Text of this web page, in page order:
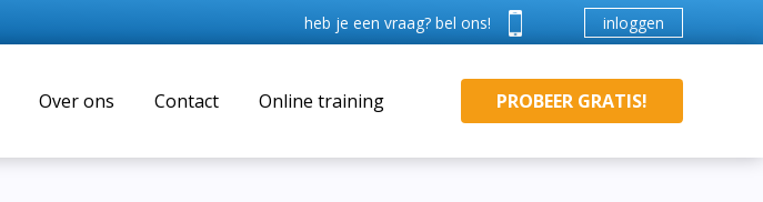
heb je een vraag? bel ons! inloggen
Over ons Contact Online training PROBEER GRATIS!